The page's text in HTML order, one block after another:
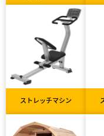
ストレッチマシン